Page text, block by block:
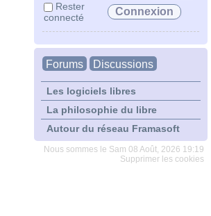
Rester
connecté
Forums Discussions
Les logiciels libres
La philosophie du libre
Autour du réseau Framasoft
Nous sommes le Sam 08 Août, 2026 19:19
Supprimer les cookies